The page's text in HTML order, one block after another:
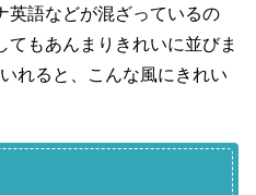
英語などが混ざっているの
もあんまりきれいに並びま
れると、こんな風にきれい